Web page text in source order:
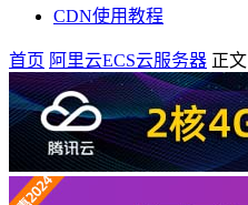
CDN使用教程
首页 阿里云ECS云服务器 正文